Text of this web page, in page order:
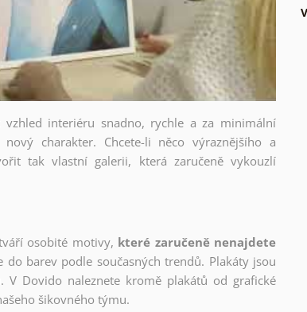
interiéru snadno, rychle a za minimální
charakter. Chcete-li něco výraznějšího a
tak vlastní galerii, která zaručeně vykouzlí
osobité motivy, které zaručeně nenajdete
barev podle současných trendů. Plakáty jsou
V Dovido naleznete kromě plakátů od grafické
šikovného týmu.